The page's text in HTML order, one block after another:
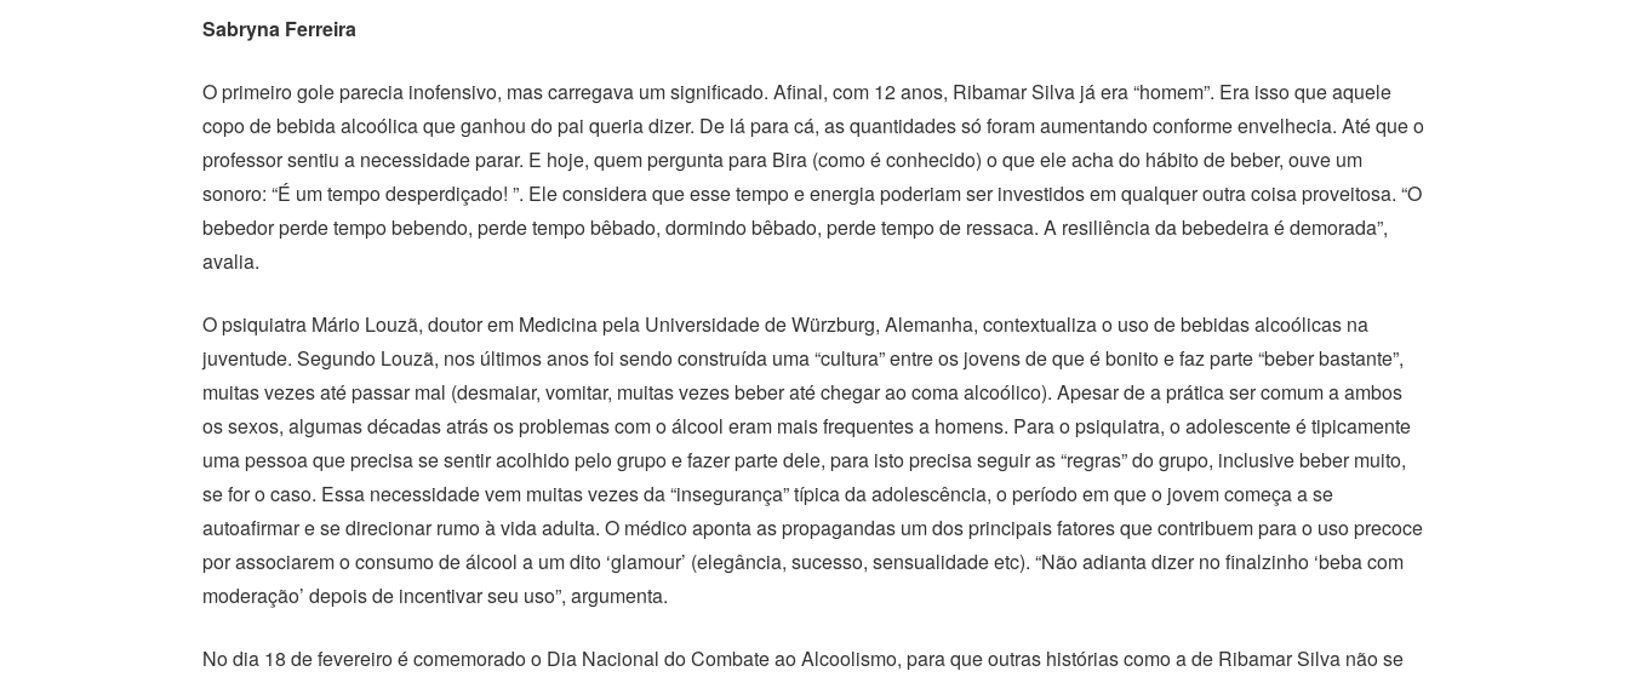
Sabryna Ferreira
O primeiro gole parecia inofensivo, mas carregava um significado. Afinal, com 12 anos, Ribamar Silva já era “homem”. Era isso que aquele
copo de bebida alcoólica que ganhou do pai queria dizer. De lá para cá, as quantidades só foram aumentando conforme envelhecia. Até que o
professor sentiu a necessidade parar. E hoje, quem pergunta para Bira (como é conhecido) o que ele acha do hábito de beber, ouve um
sonoro: “É um tempo desperdiçado! ”. Ele considera que esse tempo e energia poderiam ser investidos em qualquer outra coisa proveitosa. “O
bebedor perde tempo bebendo, perde tempo bêbado, dormindo bêbado, perde tempo de ressaca. A resiliência da bebedeira é demorada”,
avalia.
O psiquiatra Mário Louzã, doutor em Medicina pela Universidade de Würzburg, Alemanha, contextualiza o uso de bebidas alcoólicas na
juventude. Segundo Louzã, nos últimos anos foi sendo construída uma “cultura” entre os jovens de que é bonito e faz parte “beber bastante”,
muitas vezes até passar mal (desmaiar, vomitar, muitas vezes beber até chegar ao coma alcoólico). Apesar de a prática ser comum a ambos
os sexos, algumas décadas atrás os problemas com o álcool eram mais frequentes a homens. Para o psiquiatra, o adolescente é tipicamente
uma pessoa que precisa se sentir acolhido pelo grupo e fazer parte dele, para isto precisa seguir as “regras” do grupo, inclusive beber muito,
se for o caso. Essa necessidade vem muitas vezes da “insegurança” típica da adolescência, o período em que o jovem começa a se
autoafirmar e se direcionar rumo à vida adulta. O médico aponta as propagandas um dos principais fatores que contribuem para o uso precoce
por associarem o consumo de álcool a um dito ‘glamour’ (elegância, sucesso, sensualidade etc). “Não adianta dizer no finalzinho ‘beba com
moderação’ depois de incentivar seu uso”, argumenta.
No dia 18 de fevereiro é comemorado o Dia Nacional do Combate ao Alcoolismo, para que outras histórias como a de Ribamar Silva não se